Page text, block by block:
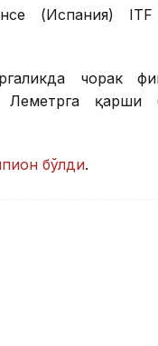
(Испания)
чорак
қарши
бўлди.